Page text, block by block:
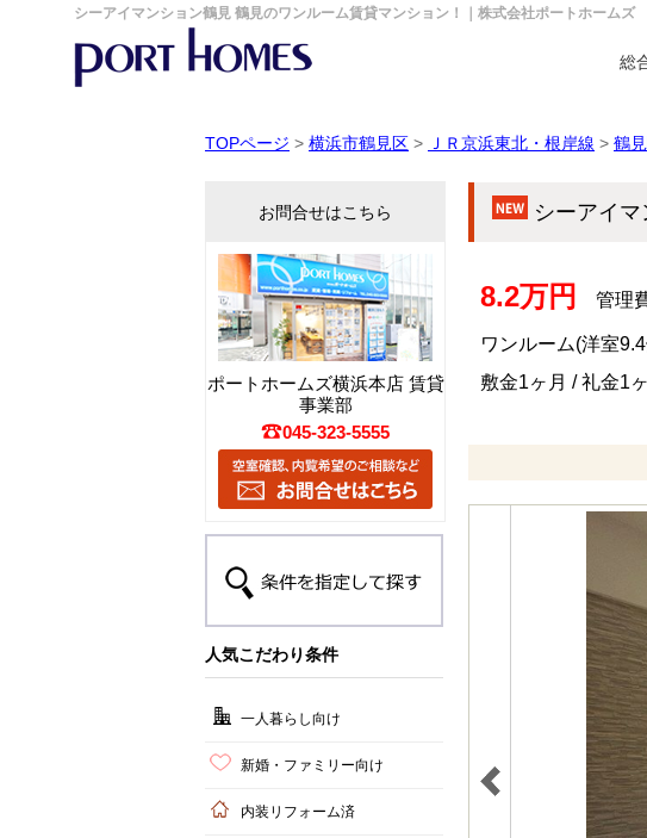
シーアイマンション鶴見 鶴見のワンルーム賃貸マンション！｜株式会社ポートホームズ
総
TOPページ > 横浜市鶴見区 > ＪＲ京浜東北・根岸線 > 鶴
シーアイ
8.2万円 管理
ワンルーム(洋室
敷金1ヶ月 / 礼金1
お問合せはこちら
ポートホームズ横浜本店 賃貸
事業部
045-323-5555
人気こだわり条件
一人暮らし向け
新婚・ファミリー向け
内装リフォーム済